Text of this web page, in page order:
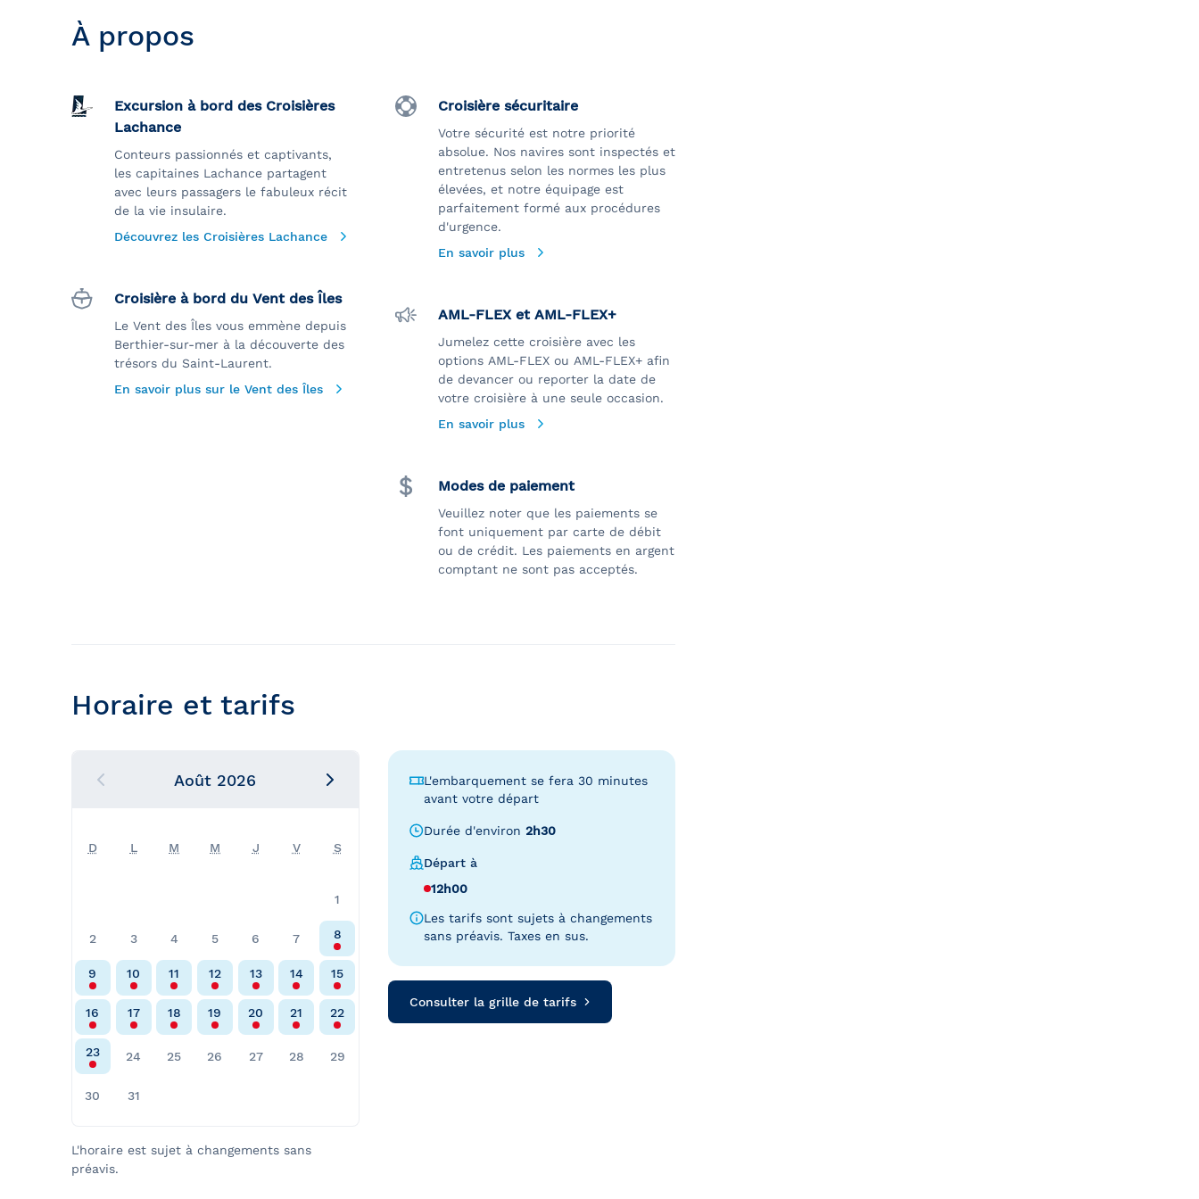
À propos
Excursion à bord des Croisières
Lachance
Conteurs passionnés et captivants,
les capitaines Lachance partagent
avec leurs passagers le fabuleux récit
de la vie insulaire.
Découvrez les Croisières Lachance
Croisière à bord du Vent des Îles
Le Vent des Îles vous emmène depuis
Berthier-sur-mer à la découverte des
trésors du Saint-Laurent.
En savoir plus sur le Vent des Îles
Croisière sécuritaire
Votre sécurité est notre priorité
absolue. Nos navires sont inspectés et
entretenus selon les normes les plus
élevées, et notre équipage est
parfaitement formé aux procédures
d'urgence.
En savoir plus
AML-FLEX et AML-FLEX+
Jumelez cette croisière avec les
options AML-FLEX ou AML-FLEX+ afin
de devancer ou reporter la date de
votre croisière à une seule occasion.
En savoir plus
Modes de paiement
Veuillez noter que les paiements se
font uniquement par carte de débit
ou de crédit. Les paiements en argent
comptant ne sont pas acceptés.
Horaire et tarifs
Août 2026
D L M M J V S
1
2 3 4 5 6 7 8
9 10 11 12 13 14 15
16 17 18 19 20 21 22
23 24 25 26 27 28 29
30 31
L'horaire est sujet à changements sans
préavis.
L'embarquement se fera 30 minutes
avant votre départ
Durée d'environ 2h30
Départ à
12h00
Les tarifs sont sujets à changements
sans préavis. Taxes en sus.
Consulter la grille de tarifs